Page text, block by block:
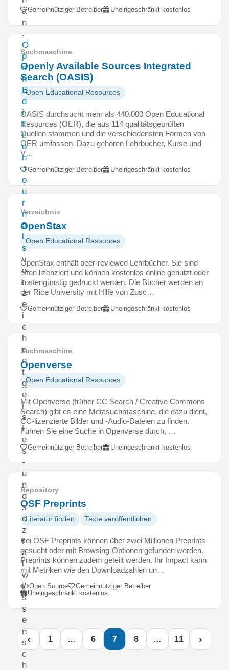
a
n
.
O
p
e
n
E
d
i
t
i
o
n
J
o
u
r
n
a
l
s
v
e
r
z
e
i
c
h
n
e
t
g
e
i
s
t
e
s
-
u
n
d
s
o
z
i
a
l
w
i
s
s
e
n
s
c
h
Gemeinnütziger Betreiber Uneingeschränkt kostenlos
Suchmaschine
Openly Available Sources Integrated
Search (OASIS)
Open Educational Resources
OASIS durchsucht mehr als 440.000 Open Educational
Resources (OER), die aus 114 qualitätsgeprüften
Quellen stammen und die verschiedensten Formen von
OER umfassen. Dazu gehören Lehrbücher, Kurse und
V…
Gemeinnütziger Betreiber Uneingeschränkt kostenlos
Verzeichnis
OpenStax
Open Educational Resources
OpenStax enthält peer-reviewed Lehrbücher. Sie sind
offen lizenziert und können kostenlos online genutzt oder
kostengünstig gedruckt werden. Die Bücher werden an
der Rice University mit Hilfe von Zusc…
Gemeinnütziger Betreiber Uneingeschränkt kostenlos
Suchmaschine
Openverse
Open Educational Resources
Mit Openverse (früher CC Search / Creative Commons
Search) gibt es eine Metasuchmaschine, die dazu dient,
CC-lizenzierte Bilder und -Audio-Dateien zu finden.
Führen Sie eine Suche in Openverse durch, …
Gemeinnütziger Betreiber Uneingeschränkt kostenlos
Repository
OSF Preprints
Literatur finden Texte veröffentlichen
Bei OSF Preprints können über zwei Millionen Preprints
gesucht oder mit Browsing-Optionen gefunden werden.
Preprints können zudem geteilt werden. Ihr Impact kann
mit Metriken wie den Downloadzahlen un…
Open Source
Gemeinnütziger Betreiber
Uneingeschränkt kostenlos
‹ 1 … 6 7 8 … 11 ›